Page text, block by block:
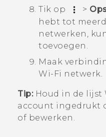
Tik op
>
hebt tot
netwerken,
toevoegen.
Maak
Wi‍-Fi netwerk.
Tip:Houd in de lijst
account ingedrukt
of bewerken.